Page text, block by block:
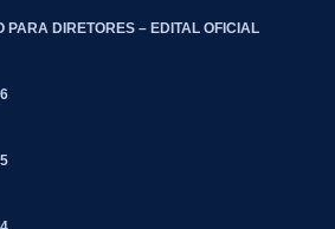
PARA DIRETORES – EDITAL OFICIAL